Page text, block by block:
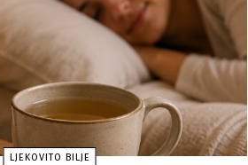
LJEKOVITO BILJE